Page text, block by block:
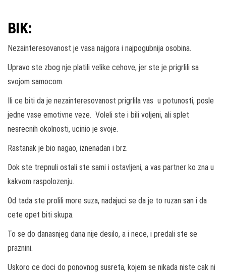
BIK:
Nezainteresovanost je vasa najgora i najpogubnija osobina.
Upravo ste zbog nje platili velike cehove, jer ste je prigrlili sa
svojom samocom.
Ili ce biti da je nezainteresovanost prigrlila vas u potunosti, posle
jedne vase emotivne veze. Voleli ste i bili voljeni, ali splet
nesrecnih okolnosti, ucinio je svoje.
Rastanak je bio nagao, iznenadan i brz.
Dok ste trepnuli ostali ste sami i ostavljeni, a vas partner ko zna u
kakvom raspolozenju.
Od tada ste prolili more suza, nadajuci se da je to ruzan san i da
cete opet biti skupa.
To se do danasnjeg dana nije desilo, a i nece, i predali ste se
praznini.
Uskoro ce doci do ponovnog susreta, kojem se nikada niste cak ni